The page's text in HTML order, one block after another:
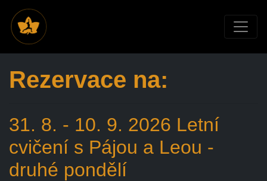
Rezervace na:
31. 8. - 10. 9. 2026 Letní
cvičení s Pájou a Leou -
druhé pondělí